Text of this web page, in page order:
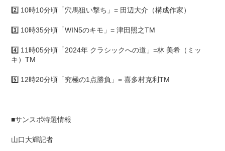
2️⃣ 10時10分頃「穴馬狙い撃ち」= 田辺大介（構成作家）
3️⃣ 10時35分頃「WIN5のキモ」= 津田照之TM
4️⃣ 11時05分頃「2024年 クラシックへの道」=林 美希（ミッ
キ）TM
5️⃣ 12時20分頃「究極の1点勝負」= 喜多村克利TM
■サンスポ特選情報
山口大輝記者